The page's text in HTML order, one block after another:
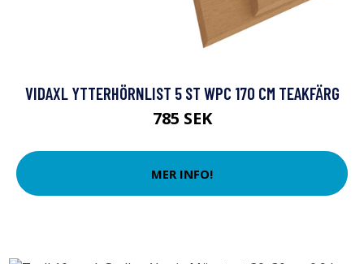
VIDAXL YTTERHÖRNLIST 5 ST WPC 170 CM TEAKFÄRG
785 SEK
MER INFO!